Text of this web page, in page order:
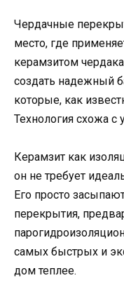
Чердачные
место, где
керамзитом
создать надежный
которые, как
Технология схожа с
Керамзит как
он не требует
Его просто
перекрытия,
самых быстрых и
дом теплее.